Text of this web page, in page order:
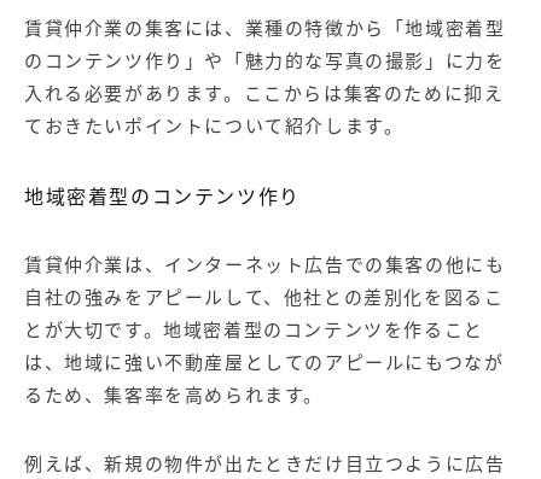
賃貸仲介業の集客には、業種の特徴から「地域密着型
のコンテンツ作り」や「魅力的な写真の撮影」に力を
入れる必要があります。ここからは集客のために抑え
ておきたいポイントについて紹介します。
地域密着型のコンテンツ作り
賃貸仲介業は、インターネット広告での集客の他にも
自社の強みをアピールして、他社との差別化を図るこ
とが大切です。地域密着型のコンテンツを作ること
は、地域に強い不動産屋としてのアピールにもつなが
るため、集客率を高められます。
例えば、新規の物件が出たときだけ目立つように広告